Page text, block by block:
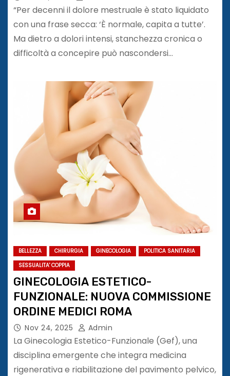
“Per decenni il dolore mestruale è stato liquidato
con una frase secca: ‘È normale, capita a tutte’.
Ma dietro a dolori intensi, stanchezza cronica o
difficoltà a concepire può nascondersi…
BELLEZZA CHIRURGIA GINECOLOGIA
POLITICA SANITARIA
SESSUALITA' COPPIA
GINECOLOGIA ESTETICO-
FUNZIONALE: NUOVA COMMISSIONE
ORDINE MEDICI ROMA
Nov 24, 2025 Admin
La Ginecologia Estetico-Funzionale (Gef), una
disciplina emergente che integra medicina
rigenerativa e riabilitazione del pavimento pelvico,